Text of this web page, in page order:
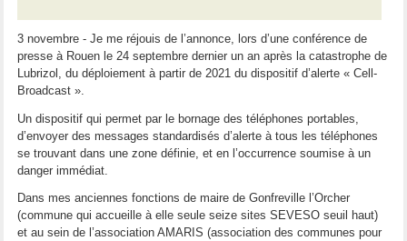
3 novembre - Je me réjouis de l’annonce, lors d’une conférence de
presse à Rouen le 24 septembre dernier un an après la catastrophe de
Lubrizol, du déploiement à partir de 2021 du dispositif d’alerte « Cell-
Broadcast ».
Un dispositif qui permet par le bornage des téléphones portables,
d’envoyer des messages standardisés d’alerte à tous les téléphones
se trouvant dans une zone définie, et en l’occurrence soumise à un
danger immédiat.
Dans mes anciennes fonctions de maire de Gonfreville l’Orcher
(commune qui accueille à elle seule seize sites SEVESO seuil haut)
et au sein de l’association AMARIS (association des communes pour